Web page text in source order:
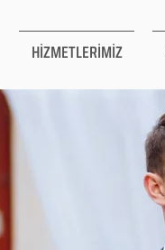
HİZMETLERİMİZ